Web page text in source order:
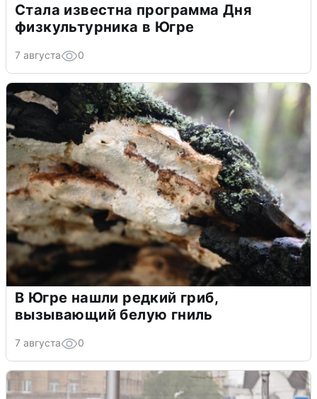
Стала известна программа Дня
физкультурника в Югре
7 августа 0
В Югре нашли редкий гриб,
вызывающий белую гниль
7 августа 0